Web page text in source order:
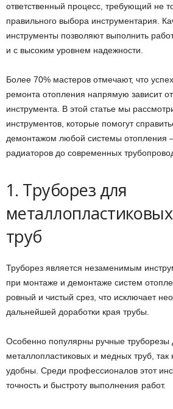
ответственный процесс, требующий не
правильного выбора инструментария.
инструменты позволяют выполнить
и с высоким уровнем надежности.
Более 70% мастеров отмечают, что
ремонта отопления напрямую зависит
инструмента. В этой статье мы
инструментов, которые помогут
демонтажом любой системы отопления –
радиаторов до современных
1. Труборез для
труб
Труборез является незаменимым
при монтаже и демонтаже систем
ровный и чистый срез, что исключает
дальнейшей доработки края трубы.
Особенно популярны ручные труборезы
металлопластиковых и медных труб, так
удобны. Среди профессионалов этот
точность и быстроту выполнения работ.